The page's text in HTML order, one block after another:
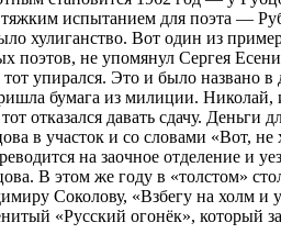
испытанием для поэта —
хулиганство. Вот один из
поэтов, не упомянул Сергея
тот упирался. Это и было названо
бумага из милиции. Николай,
отказался давать сдачу.
в участок и со словами «Вот, не
на заочное отделение и
В этом же году в «толстом»
Соколову, «Взбегу на холм и
«Русский огонёк», который